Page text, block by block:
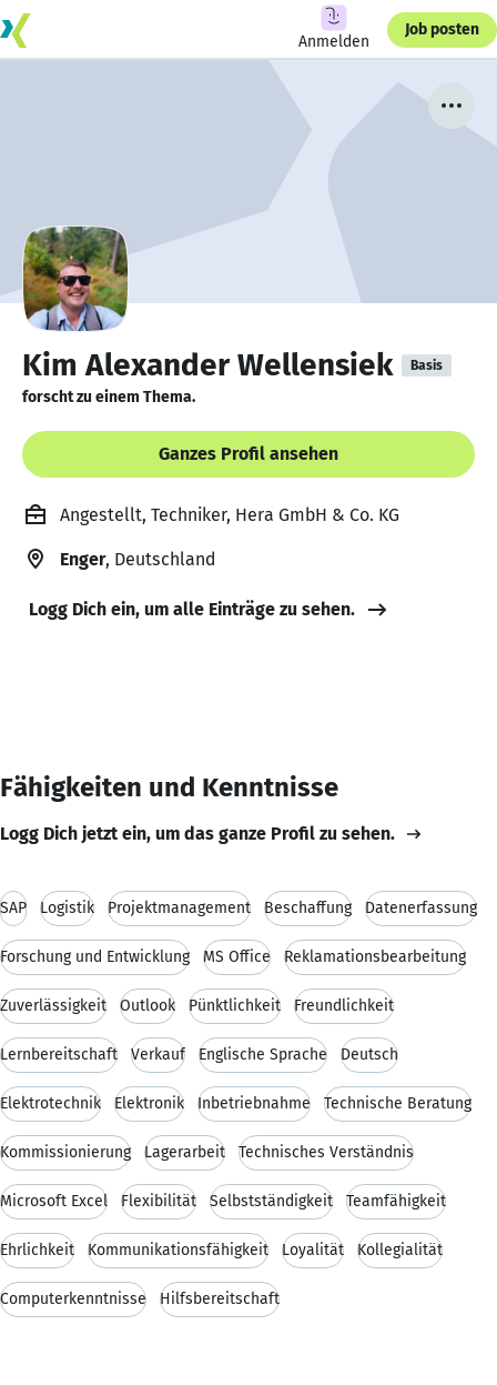
Anmelden
Job posten
Kim Alexander Wellensiek Basis
forscht zu einem Thema.
Ganzes Profil ansehen
Angestellt, Techniker, Hera GmbH & Co. KG
Enger, Deutschland
Logg Dich ein, um alle Einträge zu sehen.
Fähigkeiten und Kenntnisse
Logg Dich jetzt ein, um das ganze Profil zu sehen.
SAP Logistik Projektmanagement Beschaffung Datenerfassung
Forschung und Entwicklung MS Office Reklamationsbearbeitung
Zuverlässigkeit Outlook Pünktlichkeit Freundlichkeit
Lernbereitschaft Verkauf Englische Sprache Deutsch
Elektrotechnik Elektronik Inbetriebnahme Technische Beratung
Kommissionierung Lagerarbeit Technisches Verständnis
Microsoft Excel Flexibilität Selbstständigkeit Teamfähigkeit
Ehrlichkeit Kommunikationsfähigkeit Loyalität Kollegialität
Computerkenntnisse Hilfsbereitschaft